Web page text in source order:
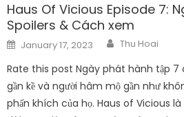
Haus Of Vicious Episode 7:
Spoilers & Cách xem
Posted
on
January 17, 2023 Author
Thu Hoai
Rate this post Ngày phát hành tập 7
gần kề và người hâm mộ gần như
phấn khích của họ. Haus of Vicious